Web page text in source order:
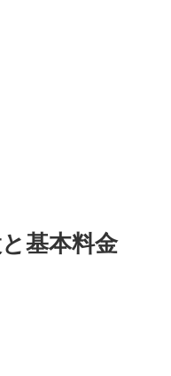
基本料金